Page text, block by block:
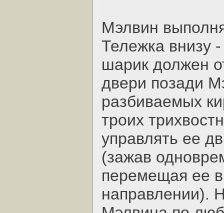
Мэлвин
Тележка внизу -
шарик должен
двери позади
разбиваемых
троих
управлять ее
(зажав
перемещая ее
направлении).